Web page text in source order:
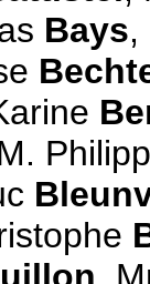
Bays,
,